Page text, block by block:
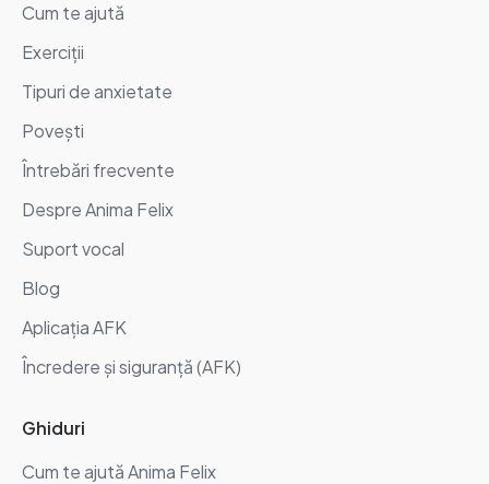
Cum te ajută
Exerciții
Tipuri de anxietate
Povești
Întrebări frecvente
Despre Anima Felix
Suport vocal
Blog
Aplicația AFK
Încredere și siguranță (AFK)
Ghiduri
Cum te ajută Anima Felix